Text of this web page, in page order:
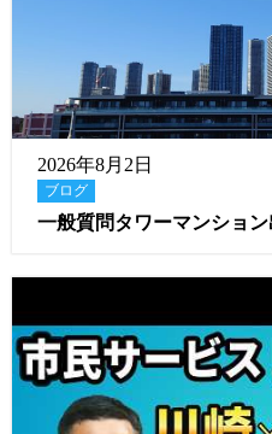
2026年8月2日
ブログ
一般質問タワーマンショ